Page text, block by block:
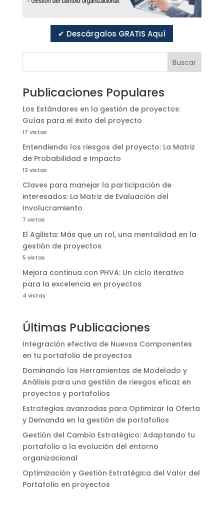
✔ Descárgalos GRATIS Aquí
Buscar
Publicaciones Populares
Los Estándares en la gestión de proyectos:
Guías para el éxito del proyecto
17 vistas
Entendiendo los riesgos del proyecto: La Matriz
de Probabilidad e Impacto
13 vistas
Claves para manejar la participación de
interesados: La Matriz de Evaluación del
Involucramiento
7 vistas
El Agilista: Más que un rol, una mentalidad en la
gestión de proyectos
5 vistas
Mejora continua con PHVA: Un ciclo iterativo
para la excelencia en proyectos
4 vistas
Últimas Publicaciones
Integración efectiva de Nuevos Componentes
en tu portafolio de proyectos
Dominando las Herramientas de Modelado y
Análisis para una gestión de riesgos eficaz en
proyectos y portafolios
Estrategias avanzadas para Optimizar la Oferta
y Demanda en la gestión de portafolios
Gestión del Cambio Estratégico: Adaptando tu
portafolio a la evolución del entorno
organizacional
Optimización y Gestión Estratégica del Valor del
Portafolio en proyectos